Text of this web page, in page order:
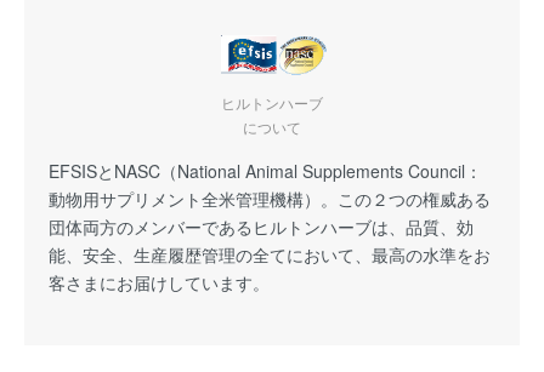
ヒルトンハーブ
について
EFSISとNASC（National Animal Supplements Council：
動物用サプリメント全米管理機構）。この２つの権威ある
団体両方のメンバーであるヒルトンハーブは、品質、効
能、安全、生産履歴管理の全てにおいて、最高の水準をお
客さまにお届けしています。